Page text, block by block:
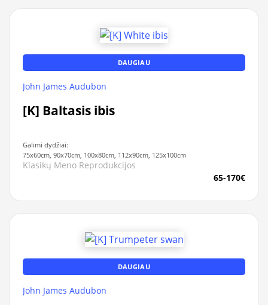
DAUGIAU
John James Audubon
[K] Baltasis ibis
Galimi dydžiai:
75x60cm, 90x70cm, 100x80cm, 112x90cm, 125x100cm
Klasikų Meno Reprodukcijos
65-170€
DAUGIAU
John James Audubon